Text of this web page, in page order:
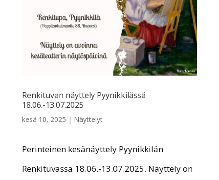
Renkituvan näyttely Pyynikkilässä
18.06.-13.07.2025
kesä 10, 2025 | Näyttelyt
Perinteinen kesänäyttely Pyynikkilän
Renkituvassa 18.06.-13.07.2025. Näyttely on